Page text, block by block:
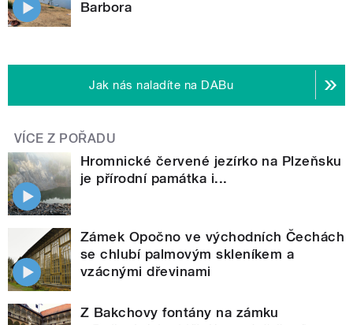
Barbora
Jak nás naladíte na DABu
VÍCE Z POŘADU
Hromnické červené jezírko na Plzeňsku
je přírodní památka i...
Zámek Opočno ve východních Čechách
se chlubí palmovým skleníkem a
vzácnými dřevinami
Z Bakchovy fontány na zámku